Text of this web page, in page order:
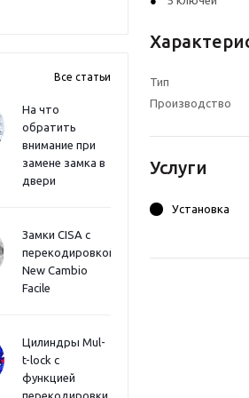
Все статьи
На что
обратить
внимание при
замене замка в
двери
Замки CISA с
перекодировкой
New Cambio
Facile
Цилиндры Mul-
t-lock с
функцией
перекодировки
Тип
Производство
Услуги
Установка